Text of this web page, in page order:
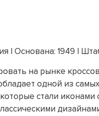
| Основана: 1949 |
на рынке
одной из
стали иконами